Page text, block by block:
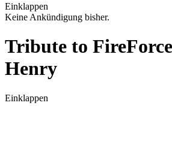
Einklappen
Keine Ankündigung bisher.
Tribute to
Henry
Einklappen